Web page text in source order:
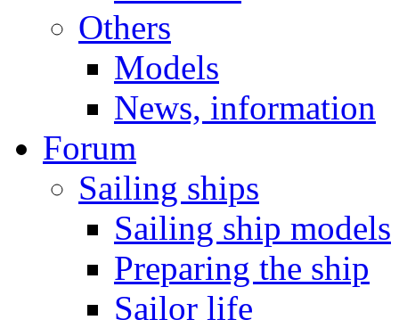
Others
Models
News, information
Forum
Sailing ships
Sailing ship models
Preparing the ship
Sailor life